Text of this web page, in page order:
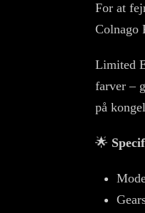
For at
Colnago
Limited
farver –
på
🌟